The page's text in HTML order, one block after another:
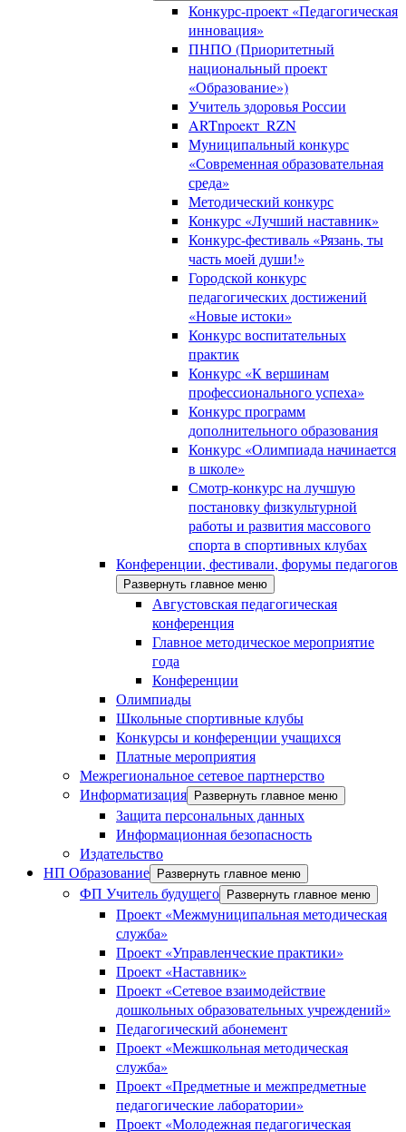
Конкурс-проект «Педагогическая
инновация»
ПНПО (Приоритетный
национальный проект
«Образование»)
Учитель здоровья России
ARTnpoeкт_RZN
Муниципальный конкурс
«Современная образовательная
среда»
Методический конкурс
Конкурс «Лучший наставник»
Конкурс-фестиваль «Рязань, ты
часть моей души!»
Городской конкурс
педагогических достижений
«Новые истоки»
Конкурс воспитательных
практик
Конкурс «К вершинам
профессионального успеха»
Конкурс программ
дополнительного образования
Конкурс «Олимпиада начинается
в школе»
Смотр-конкурс на лучшую
постановку физкультурной
работы и развития массового
спорта в спортивных клубах
Конференции, фестивали, форумы педагогов
Развернуть главное меню
Августовская педагогическая
конференция
Главное методическое мероприятие
года
Конференции
Олимпиады
Школьные спортивные клубы
Конкурсы и конференции учащихся
Платные мероприятия
Межрегиональное сетевое партнерство
Информатизация
Развернуть главное меню
Защита персональных данных
Информационная безопасность
Издательство
НП Образование
Развернуть главное меню
ФП Учитель будущего Развернуть главное меню
Проект «Межмуниципальная методическая
служба»
Проект «Управленческие практики»
Проект «Наставник»
Проект «Сетевое взаимодействие
дошкольных образовательных учреждений»
Педагогический абонемент
Проект «Межшкольная методическая
служба»
Проект «Предметные и межпредметные
педагогические лаборатории»
Проект «Молодежная педагогическая